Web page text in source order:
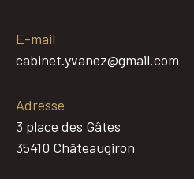
E-mail
cabinet.yvanez@gmail.com
Adresse
3 place des Gâtes
35410 Châteaugiron